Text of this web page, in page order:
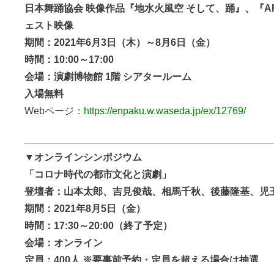
日本舞踊協会 映像作品『地水火風空 そして、踊』、『
ェスト映像
期間：2021年6月3日（木）～8月6日（金）
時間：10:00～17:00
会場：演劇博物館 1階 シアタールーム
入場無料
Webページ： https://enpaku.w.waseda.jp/ex/12769/
▼オンラインシンポジウム
「コロナ時代の都市文化と演劇」
登壇者：山本太郎、吉見俊哉、相馬千秋、後藤隆基、児
期間：2021年8月5日（金）
時間：17:30～20:00（終了予定）
会場：オンライン
定員：400人 ※要事前予約・定員を超える場合は抽選